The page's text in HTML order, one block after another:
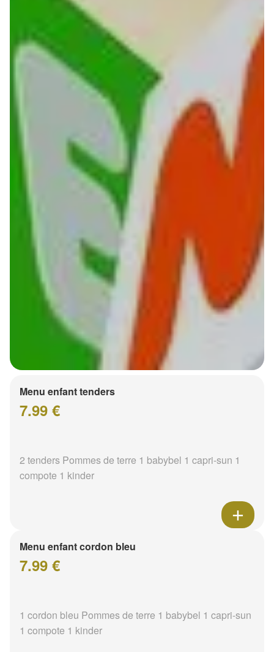
Menu enfant tenders
7.99 €
2 tenders Pommes de terre 1 babybel 1 capri-sun 1
compote 1 kinder
Menu enfant cordon bleu
7.99 €
1 cordon bleu Pommes de terre 1 babybel 1 capri-sun
1 compote 1 kinder